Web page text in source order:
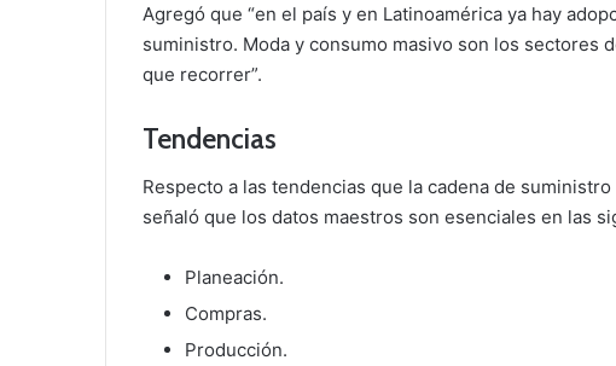
Agregó que “en el país y en Latinoamérica ya hay
suministro. Moda y consumo masivo son los sectores
que recorrer”.
Tendencias
Respecto a las tendencias que la cadena de
señaló que los datos maestros son esenciales en las
Planeación.
Compras.
Producción.